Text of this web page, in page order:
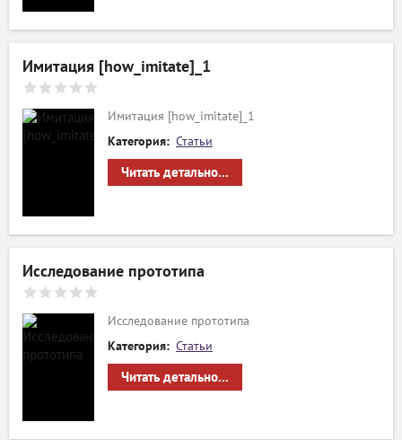
Имитация [how_imitate]_1
Имитация [how_imitate]_1
Категория: Статьи
Читать детально...
Исследование прототипа
Исследование прототипа
Категория: Статьи
Читать детально...